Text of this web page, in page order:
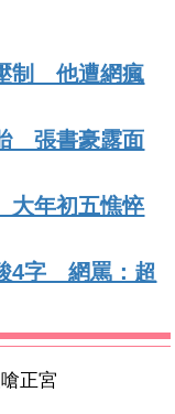
制 他遭網瘋
張書豪露面
年初五憔悴
4字 網罵：超
正宮